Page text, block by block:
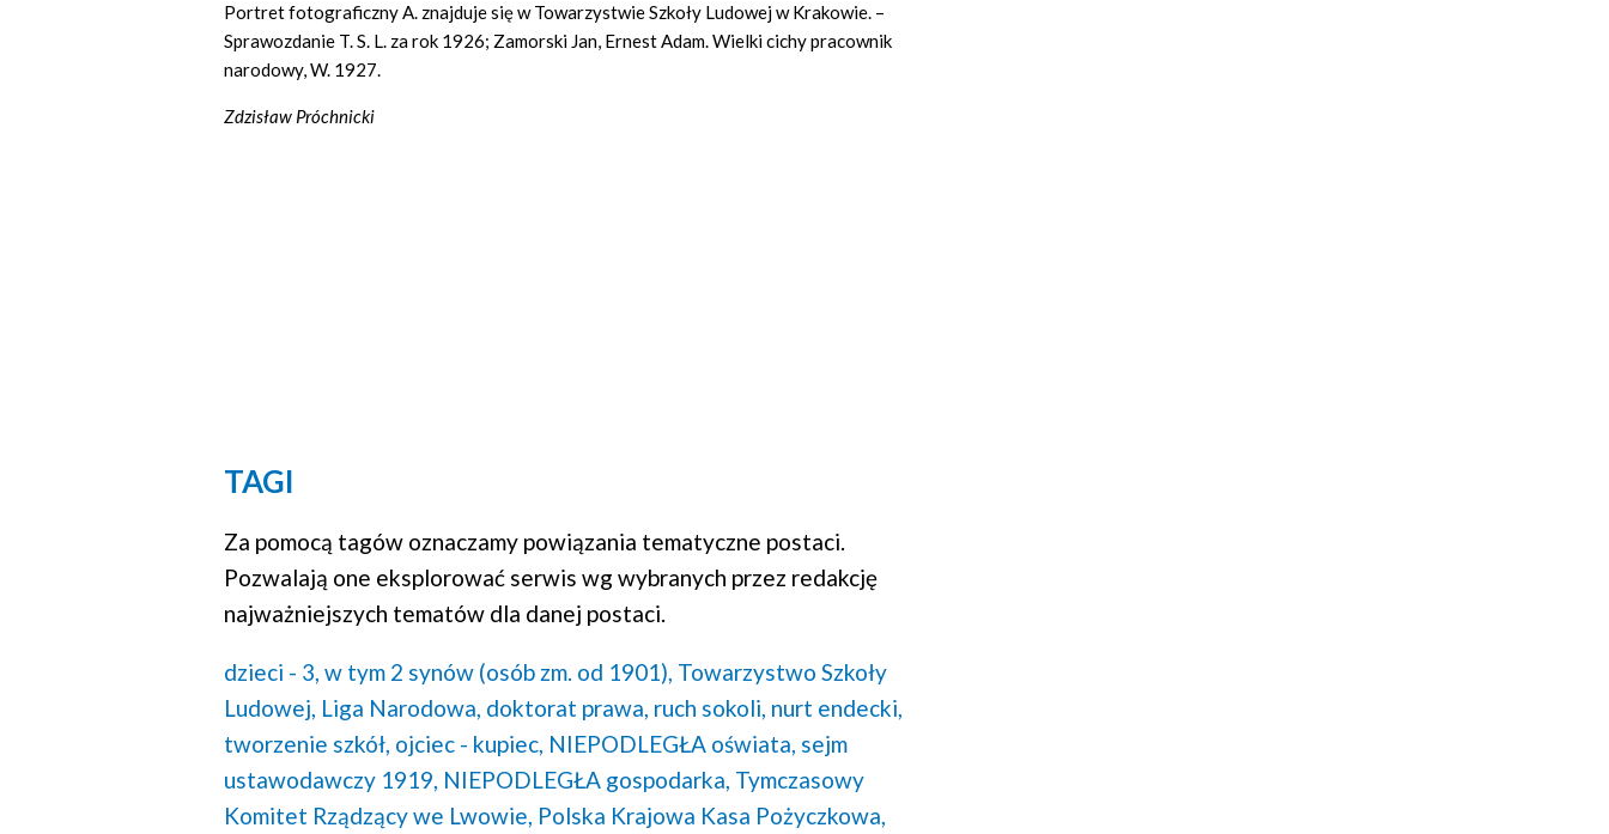
Portret fotograficzny A. znajduje się w Towarzystwie Szkoły Ludowej w Krakowie. –
Sprawozdanie T. S. L. za rok 1926; Zamorski Jan, Ernest Adam. Wielki cichy pracownik
narodowy, W. 1927.
Zdzisław Próchnicki
TAGI
Za pomocą tagów oznaczamy powiązania tematyczne postaci.
Pozwalają one eksplorować serwis wg wybranych przez redakcję
najważniejszych tematów dla danej postaci.
dzieci - 3, w tym 2 synów (osób zm. od 1901), Towarzystwo Szkoły
Ludowej, Liga Narodowa, doktorat prawa, ruch sokoli, nurt endecki,
tworzenie szkół, ojciec - kupiec, NIEPODLEGŁA oświata, sejm
ustawodawczy 1919, NIEPODLEGŁA gospodarka, Tymczasowy
Komitet Rządzący we Lwowie, Polska Krajowa Kasa Pożyczkowa,